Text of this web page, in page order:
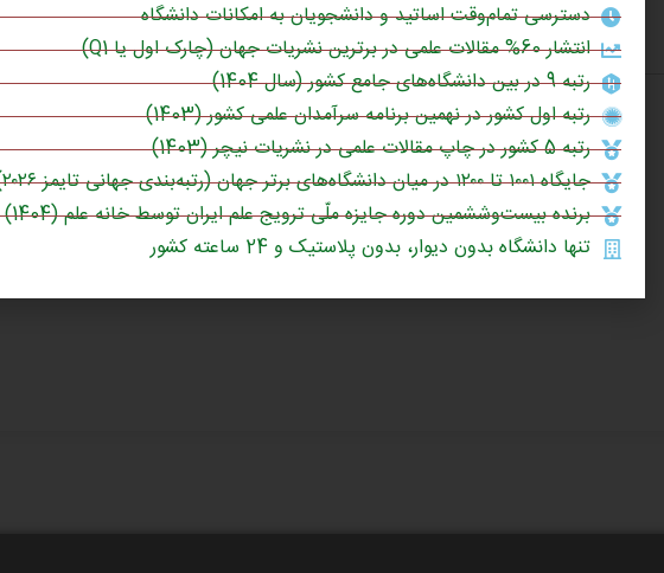
وارد شدن
دسترسی تمام‌وقت اساتید و دانشجویان به امکانات دانشگاه
انتشار 60% مقالات علمی در برترین نشریات جهان (چارک اول یا Q1)
رتبه 9 در بین دانشگاه‌های جامع کشور (سال 1404)
رتبه اول کشور در نهمین برنامه سرآمدان علمی کشور (1403)
رتبه 5 کشور در چاپ مقالات علمی در نشریات نیچر (1403)
جایگاه ۱۰۰۱ تا ۱۲۰۰ در میان دانشگاه‌های برتر جهان (رتبه‌بندی جهانی تایمز ۲۰۲۶)
برنده بیست‌وششمین دوره جایزه ملّی ترویج علم ایران توسط خانه علم (1404)
تنها دانشگاه بدون دیوار، بدون پلاستیک و 24 ساعته کشور